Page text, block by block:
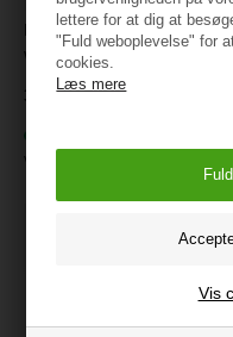
lettere for at dig at
"Fuld weboplevelse" for
cookies.
Læs mere
Vis
HUTTEliHUT - Balaclava
Wool - Beige
329,95
Varenr.: